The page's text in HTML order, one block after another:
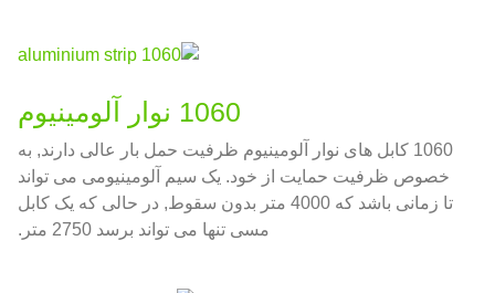
1060 نوار آلومینیوم
1060 کابل های نوار آلومینیوم ظرفیت حمل بار عالی دارند, به
خصوص ظرفیت حمایت از خود. یک سیم آلومینیومی می تواند
تا زمانی باشد که 4000 متر بدون سقوط, در حالی که یک کابل
مسی تنها می تواند برسد 2750 متر.